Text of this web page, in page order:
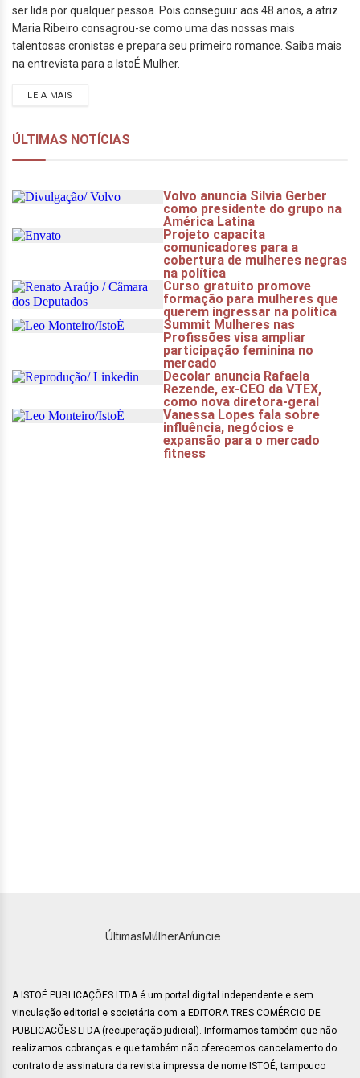
ser lida por qualquer pessoa. Pois conseguiu: aos 48 anos, a atriz
Maria Ribeiro consagrou-se como uma das nossas mais
talentosas cronistas e prepara seu primeiro romance. Saiba mais
na entrevista para a IstoÉ Mulher.
LEIA MAIS
ÚltimasMulherAnuncie
A ISTOÉ PUBLICAÇÕES LTDA é um portal digital independente e sem
vinculação editorial e societária com a EDITORA TRES COMÉRCIO DE
PUBLICACÕES LTDA (recuperação judicial). Informamos também que não
realizamos cobranças e que também não oferecemos cancelamento do
contrato de assinatura da revista impressa de nome ISTOÉ, tampouco